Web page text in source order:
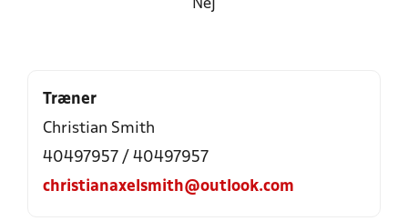
Nej
Træner
Christian Smith
40497957 / 40497957
christianaxelsmith@outlook.com